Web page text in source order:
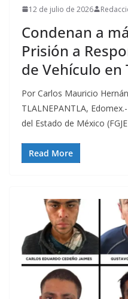
12 de julio de 2026
Condenan a
Prisión a
de Vehículo en
Por Carlos Mauricio
TLALNEPANTLA,
del Estado de México
Read More